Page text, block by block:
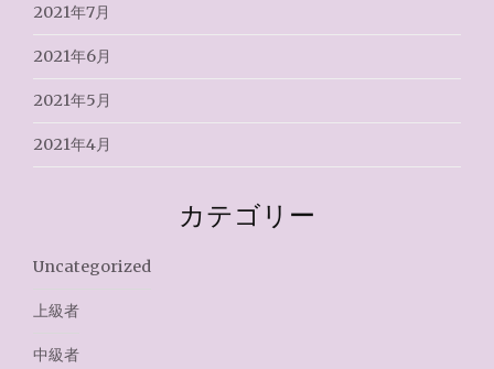
2021年7月
2021年6月
2021年5月
2021年4月
カテゴリー
Uncategorized
上級者
中級者